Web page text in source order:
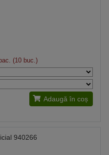
(10 buc.)
Adaugă în coș
940266